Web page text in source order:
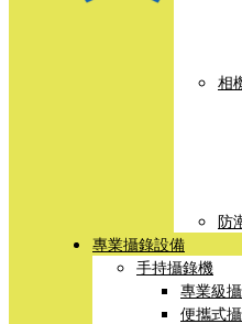
相
防
專業攝錄設備
手持攝錄機
專業級
便攜式